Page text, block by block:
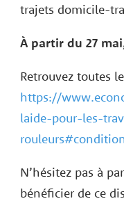
trajets domicile-
À partir du 27
Retrouvez toutes
https://
laide-pour-les-
N’hésitez pas à
bénéficier de ce